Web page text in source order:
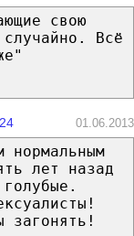
свою
Всё
01.06.2013
нормальным
лет назад
загонять!